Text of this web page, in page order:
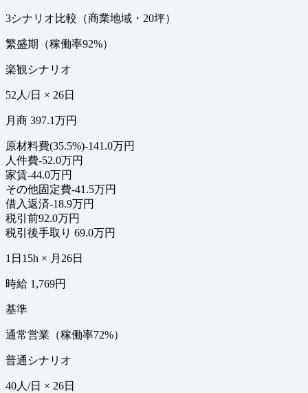
3シナリオ比較（商業地域・20坪）
繁盛期（稼働率92%）
楽観シナリオ
52人/日 × 26日
月商 397.1万円
原材料費(35.5%)-141.0万円
人件費-52.0万円
家賃-44.0万円
その他固定費-41.5万円
借入返済-18.9万円
税引前92.0万円
税引後手取り 69.0万円
1日15h × 月26日
時給 1,769円
基準
通常営業（稼働率72%）
普通シナリオ
40人/日 × 26日